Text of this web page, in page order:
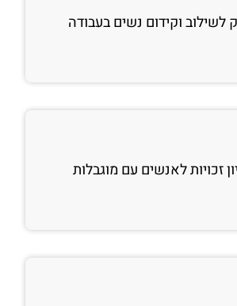
לשילוב וקידום נשים בעבודה
זכויות לאנשים עם מוגבלות